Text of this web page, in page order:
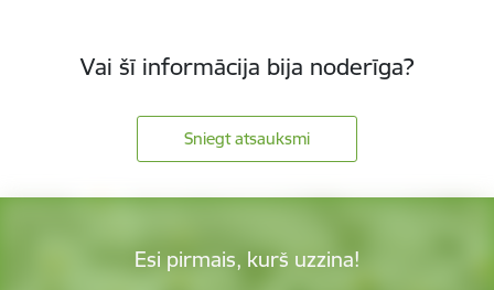
Vai šī informācija bija noderīga?
Sniegt atsauksmi
Esi pirmais, kurš uzzina!